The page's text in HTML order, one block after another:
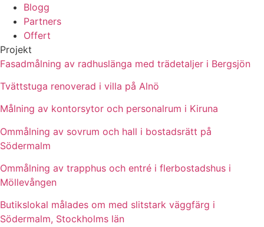
Blogg
Partners
Offert
Projekt
Fasadmålning av radhuslänga med trädetaljer i Bergsjön
Tvättstuga renoverad i villa på Alnö
Målning av kontorsytor och personalrum i Kiruna
Ommålning av sovrum och hall i bostadsrätt på
Södermalm
Ommålning av trapphus och entré i flerbostadshus i
Möllevången
Butikslokal målades om med slitstark väggfärg i
Södermalm, Stockholms län